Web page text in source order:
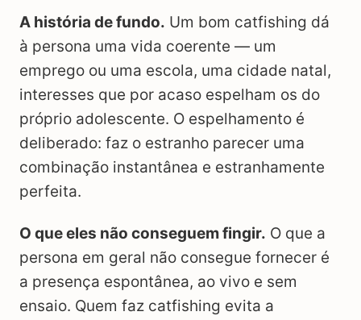
A história de fundo. Um bom catfishing dá
à persona uma vida coerente — um
emprego ou uma escola, uma cidade natal,
interesses que por acaso espelham os do
próprio adolescente. O espelhamento é
deliberado: faz o estranho parecer uma
combinação instantânea e estranhamente
perfeita.
O que eles não conseguem fingir. O que a
persona em geral não consegue fornecer é
a presença espontânea, ao vivo e sem
ensaio. Quem faz catfishing evita a